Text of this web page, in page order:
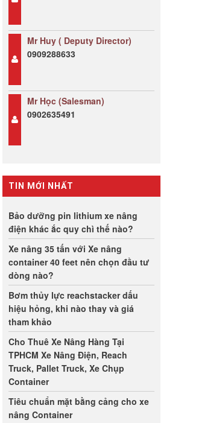
Mr Huy ( Deputy Director)
0909288633
Mr Học (Salesman)
0902635491
TIN MỚI NHẤT
Bảo dưỡng pin lithium xe nâng
điện khác ắc quy chì thế nào?
Xe nâng 35 tấn với Xe nâng
container 40 feet nên chọn đầu tư
dòng nào?
Bơm thủy lực reachstacker dấu
hiệu hỏng, khi nào thay và giá
tham khảo
Cho Thuê Xe Nâng Hàng Tại
TPHCM Xe Nâng Điện, Reach
Truck, Pallet Truck, Xe Chụp
Container
Tiêu chuẩn mặt bằng cảng cho xe
nâng Container